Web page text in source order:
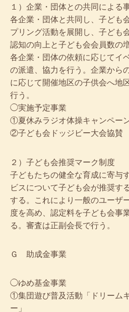
１）企業・団体との共同による
各企業・団体と共同し、子ども
プリング活動を展開し、子ども
認知の向上と子ども会会員数の
各企業・団体の依頼に応じてイ
の派遣、協力を行う。企業から
に応じて開催地区の子供会へ地
行う。
◯実施予定事業
①夏休みラジオ体操キャンペー
②子ども会ドッジビー大会協賛
２）子ども会推奨マーク制度
子どもたちの健全な育成に寄与
ビスについて子ども会が推奨す
する。これにより一般のユーザ
度を高め、認定料を子ども会事
る。審査は正副会長で行う。
Ｇ 助成金事業
◯ゆめ基金事業
①集団遊び普及活動「ドリーム
ー」